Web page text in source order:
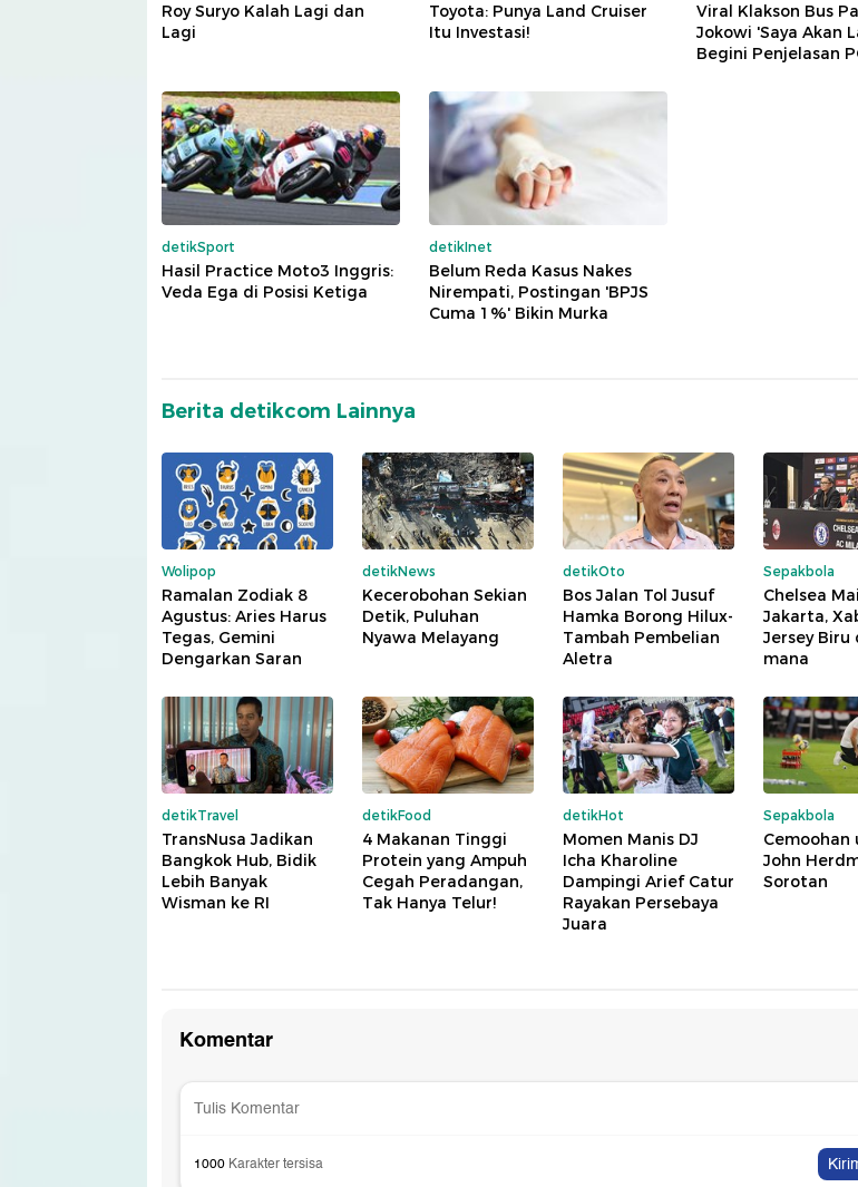
Roy Suryo Kalah Lagi dan
Lagi
Toyota: Punya Land Cruiser
Itu Investasi!
Viral Klakson Bus
Jokowi 'Saya Akan
Begini Penjelasan
detikSport
Hasil Practice Moto3 Inggris:
Veda Ega di Posisi Ketiga
detikInet
Belum Reda Kasus Nakes
Nirempati, Postingan 'BPJS
Cuma 1%' Bikin Murka
Berita detikcom Lainnya
Wolipop
Ramalan Zodiak 8
Agustus: Aries Harus
Tegas, Gemini
Dengarkan Saran
detikNews
Kecerobohan Sekian
Detik, Puluhan
Nyawa Melayang
detikOto
Bos Jalan Tol Jusuf
Hamka Borong Hilux-
Tambah Pembelian
Aletra
Sepakbola
Chelsea
Jakarta,
Jersey Biru
mana
detikTravel
TransNusa Jadikan
Bangkok Hub, Bidik
Lebih Banyak
Wisman ke RI
detikFood
4 Makanan Tinggi
Protein yang Ampuh
Cegah Peradangan,
Tak Hanya Telur!
detikHot
Momen Manis DJ
Icha Kharoline
Dampingi Arief Catur
Rayakan Persebaya
Juara
Sepakbola
Cemoohan
John
Sorotan